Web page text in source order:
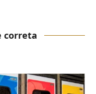
correta